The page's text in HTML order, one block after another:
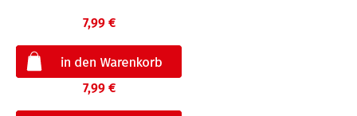
7,99 €
7,99 €